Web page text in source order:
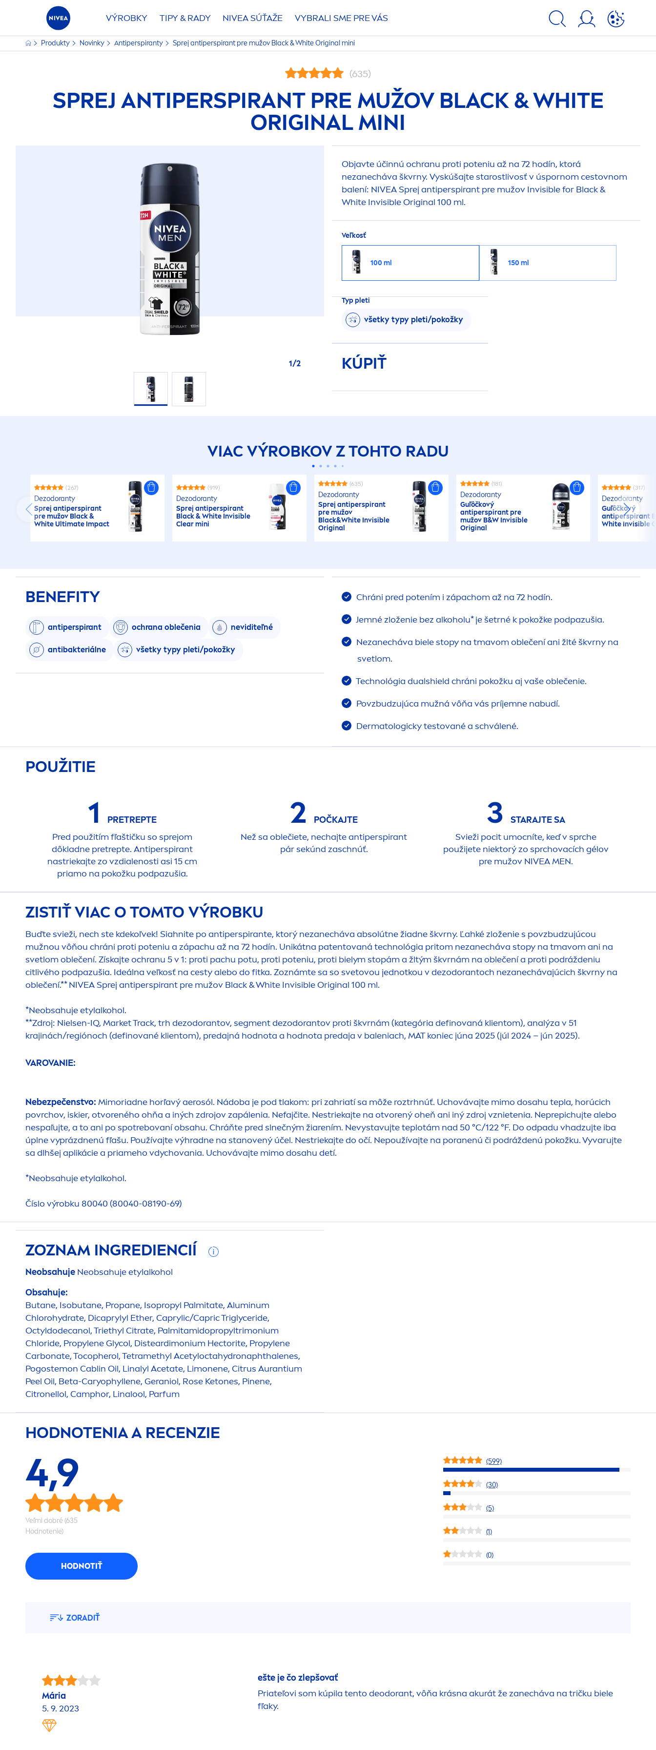
VÝROBKY TIPY & RADY NIVEASÚŤAŽE VYBRALI SME PRE VÁS
Produkty Novinky Antiperspiranty Sprej antiperspirant pre mužov Black&WhiteOriginal mini
(635)
SPREJ ANTIPERSPIRANT PRE MUŽOV BLACK&WHITE
ORIGINALMINI
1/2
Objavte účinnú ochranu proti poteniu až na 72 hodín, ktorá
nezanecháva škvrny. Vyskúšajte starostlivosť v úspornom cestovnom
balení: NIVEASprej antiperspirant pre mužov Invisible for Black&
White InvisibleOriginal 100 ml.
Veľkosť
100 ml 150 ml
Typ pleti
všetky typy pleti/pokožky
KÚPIŤ
VIAC VÝROBKOV Z TOHTO RADU
(267)
Dezodoranty
Sprej antiperspirant
pre mužov Black&
WhiteUltimate Impact
(919)
Dezodoranty
Sprej antiperspirant
Black&WhiteInvisible
Clear mini
(635)
Dezodoranty
Sprej antiperspirant
pre mužov
Black&WhiteInvisible
Original
(181)
Dezodoranty
Guľôčkový
antiperspirant pre
mužov B&W Invisible
Original
(317)
Dezodoranty
Guľôčkový
antiperspirant
White Invisible
BENEFITY
antiperspirant ochrana oblečenia neviditeľné
antibakteriálne všetky typy pleti/pokožky
Chráni pred potením i zápachom až na 72 hodín.
Jemné zloženie bez alkoholu* je šetrné k pokožke podpazušia.
Nezanecháva biele stopy na tmavom oblečení ani žlté škvrny na
svetlom.
Technológia dualshield chráni pokožku aj vaše oblečenie.
Povzbudzujúca mužná vôňa vás príjemne nabudí.
Dermatologicky testované a schválené.
POUŽITIE
1
PRETREPTE
Pred použitím fľaštičku so sprejom
dôkladne pretrepte. Antiperspirant
nastriekajte zo vzdialenosti asi 15 cm
priamo na pokožku podpazušia.
2
POČKAJTE
Než sa oblečiete, nechajte antiperspirant
pár sekúnd zaschnúť.
3
STARAJTE SA
Svieži pocit umocníte, keď v sprche
použijete niektorý zo sprchovacích gélov
pre mužov NIVEAMEN.
ZISTIŤ VIAC O TOMTO VÝROBKU
Buďte svieži, nech ste kdekoľvek! Siahnite po antiperspirante, ktorý nezanecháva absolútne žiadne škvrny. Ľahké zloženie s povzbudzujúcou
mužnou vôňou chráni proti poteniu a zápachu až na 72 hodín. Unikátna patentovaná technológia pritom nezanecháva stopy na tmavom ani na
svetlom oblečení. Získajte ochranu 5 v 1: proti pachu potu, proti poteniu, proti bielym stopám a žltým škvrnám na oblečení a proti podráždeniu
citlivého podpazušia. Ideálna veľkosť na cesty alebo do fitka. Zoznámte sa so svetovou jednotkou v dezodorantoch nezanechávajúcich škvrny na
oblečení.**NIVEASprej antiperspirant pre mužov Black&White InvisibleOriginal 100 ml.
*Neobsahuje etylalkohol.
**Zdroj: Nielsen-IQ, Market Track, trh dezodorantov, segment dezodorantov proti škvrnám (kategória definovaná klientom), analýza v 51
krajinách/regiónoch (definované klientom), predajná hodnota a hodnota predaja v baleniach, MAT koniec júna 2025 (júl 2024 – jún 2025).
VAROVANIE:
Nebezpečenstvo: Mimoriadne horľavý aerosól. Nádoba je pod tlakom: pri zahriatí sa môže roztrhnúť. Uchovávajte mimo dosahu tepla, horúcich
povrchov, iskier, otvoreného ohňa a iných zdrojov zapálenia. Nefajčite. Nestriekajte na otvorený oheň ani iný zdroj vznietenia. Neprepichujte alebo
nespaľujte, a to ani po spotrebovaní obsahu. Chráňte pred slnečným žiarením. Nevystavujte teplotám nad 50 °C/122 °F. Do odpadu vhadzujte iba
úplne vyprázdnenú fľašu. Používajte výhradne na stanovený účel. Nestriekajte do očí. Nepoužívajte na poranenú či podráždenú pokožku. Vyvarujte
sa dlhšej aplikácie a priameho vdychovania. Uchovávajte mimo dosahu detí.
*Neobsahuje etylalkohol.
Číslo výrobku 80040 (80040-08190-69)
ZOZNAM INGREDIENCIÍ
Neobsahuje Neobsahuje etylalkohol
Obsahuje:
Butane, Isobutane, Propane, Isopropyl Palmitate, Aluminum
Chlorohydrate, Dicaprylyl Ether, Caprylic/Capric Triglyceride,
Octyldodecanol, Triethyl Citrate, Palmitamidopropyltrimonium
Chloride, Propylene Glycol, Disteardimonium Hectorite, Propylene
Carbonate, Tocopherol, Tetramethyl Acetyloctahydronaphthalenes,
Pogostemon Cablin Oil, Linalyl Acetate, Limonene, Citrus Aurantium
Peel Oil, Beta-Caryophyllene, Geraniol, Rose Ketones, Pinene,
Citronellol, Camphor, Linalool, Parfum
HODNOTENIA A RECENZIE
4,9
Veľmi dobré (635
Hodnotenie)
HODNOTIŤ
(599)
(30)
(5)
(1)
(0)
ZORADIŤ
Mária
5. 9. 2023
ešte je čo zlepšovať
Priateľovi som kúpila tento deodorant, vôňa krásna akurát že zanecháva na tričku biele
fľaky.